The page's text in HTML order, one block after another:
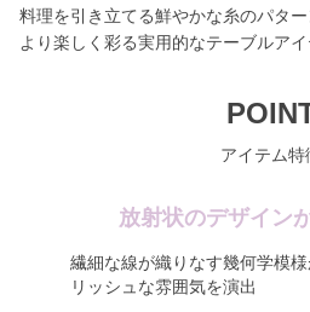
料理を引き立てる鮮やかな糸のパタ
より楽しく彩る実用的なテーブルアイ
アイテム特
放射状のデザイン
繊細な線が織りなす幾何学模
リッシュな雰囲気を演出